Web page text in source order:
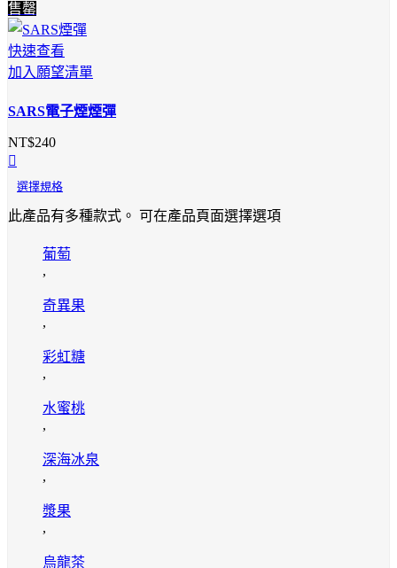
售罄
快速查看
加入願望清單
SARS電子煙煙彈
NT$240
選擇規格
此產品有多種款式。 可在產品頁面選擇選項
葡萄
,
奇異果
,
彩虹糖
,
水蜜桃
,
深海冰泉
,
漿果
,
烏龍茶